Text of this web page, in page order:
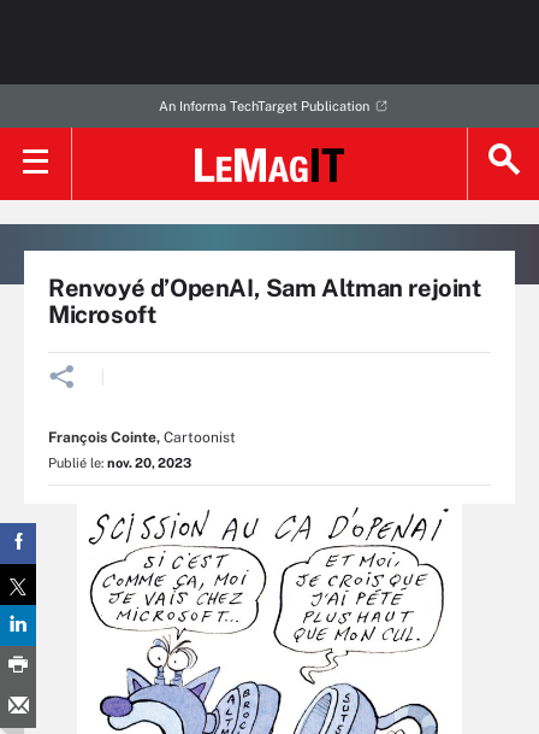
An Informa TechTarget Publication
Renvoyé d’OpenAI, Sam Altman rejoint
Microsoft
François Cointe, Cartoonist
Publié le: nov. 20, 2023